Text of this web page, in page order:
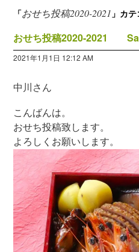
「おせち投稿2020-2021 」カ
おせち投稿2020-2021 Sa
2021年1月1日 12:12 AM
中川さん
こんばんは。
おせち投稿致します。
よろしくお願いします。